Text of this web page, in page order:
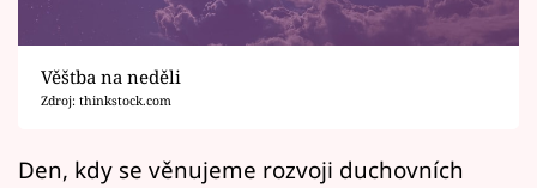
Sledujte prima+
Filmový festival Karlovy Vary
Věštba na neděli
Zdroj: thinkstock.com
Den, kdy se věnujeme rozvoji duchovních